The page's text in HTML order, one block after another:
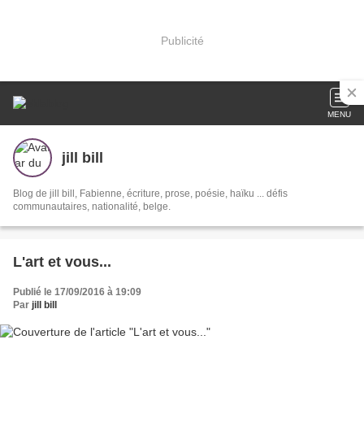
Publicité
MENU
jill bill
Blog de jill bill, Fabienne, écriture, prose, poésie, haïku ... défis
communautaires, nationalité, belge.
L'art et vous...
Publié le 17/09/2016 à 19:09
Par jill bill